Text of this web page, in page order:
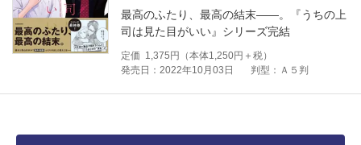
最高のふたり、最高の結末――。『うちの上
司は見た目がいい』シリーズ完結
定価 1,375 円（本体1,250円＋税）
発売日：2022年10月03日
判型：Ａ５判